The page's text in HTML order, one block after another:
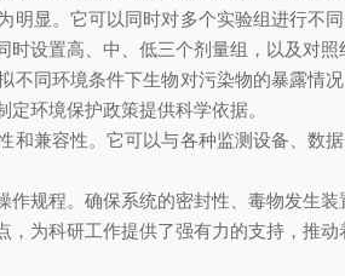
显。它可以同时对多个实验组进行不
设置高、中、低三个剂量组，以及对
同环境条件下生物对污染物的暴露情
环境保护政策提供科学依据。
兼容性。它可以与各种监测设备、数
程。确保系统的密封性、毒物发生装
科研工作提供了强有力的支持，推动